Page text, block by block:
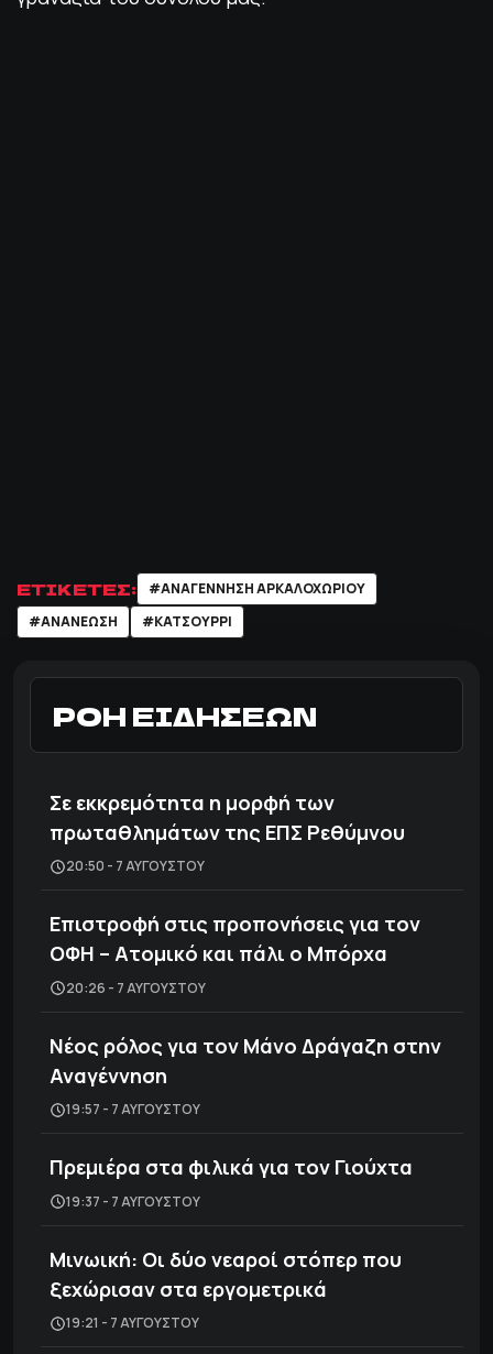
ΕΤΙΚΕΤΕΣ:
#ΑΝΑΓΕΝΝΗΣΗ ΑΡΚΑΛΟΧΩΡΙΟΥ
#ΑΝΑΝΕΩΣΗ
#ΚΑΤΣΟΥΡΡΙ
ΡΟΗ ΕΙΔΗΣΕΩΝ
Σε εκκρεμότητα η μορφή των
πρωταθλημάτων της ΕΠΣ Ρεθύμνου
20:50 - 7 ΑΥΓΟΎΣΤΟΥ
Επιστροφή στις προπονήσεις για τον
ΟΦΗ – Ατομικό και πάλι ο Μπόρχα
20:26 - 7 ΑΥΓΟΎΣΤΟΥ
Νέος ρόλος για τον Μάνο Δράγαζη στην
Αναγέννηση
19:57 - 7 ΑΥΓΟΎΣΤΟΥ
Πρεμιέρα στα φιλικά για τον Γιούχτα
19:37 - 7 ΑΥΓΟΎΣΤΟΥ
Μινωική: Οι δύο νεαροί στόπερ που
ξεχώρισαν στα εργομετρικά
19:21 - 7 ΑΥΓΟΎΣΤΟΥ